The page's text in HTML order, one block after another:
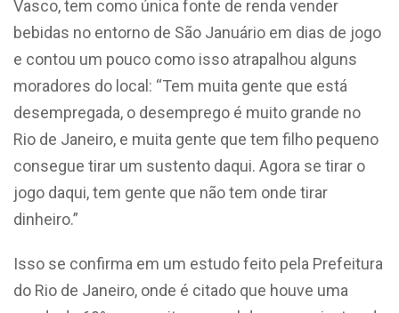
Vasco, tem como única fonte de renda vender
bebidas no entorno de São Januário em dias de jogo
e contou um pouco como isso atrapalhou alguns
moradores do local: “Tem muita gente que está
desempregada, o desemprego é muito grande no
Rio de Janeiro, e muita gente que tem filho pequeno
consegue tirar um sustento daqui. Agora se tirar o
jogo daqui, tem gente que não tem onde tirar
dinheiro.”
Isso se confirma em um estudo feito pela Prefeitura
do Rio de Janeiro, onde é citado que houve uma